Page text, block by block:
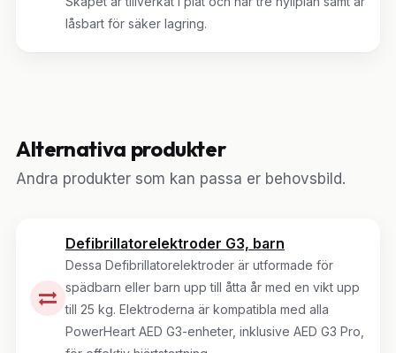
låsbart för säker lagring.
Alternativa produkter
Andra produkter som kan passa er behovsbild.
Defibrillatorelektroder G3, barn
Dessa Defibrillatorelektroder är utformade för
spädbarn eller barn upp till åtta år med en vikt upp
till 25 kg. Elektroderna är kompatibla med alla
PowerHeart AED G3-enheter, inklusive AED G3 Pro,